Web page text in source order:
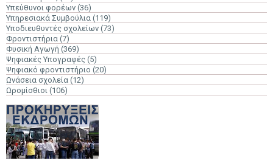
Υπεύθυνοι φορέων (36)
Υπηρεσιακά Συμβούλια (119)
Υποδιευθυντές σχολείων (73)
Φροντιστήρια (7)
Φυσική Αγωγή (369)
Ψηφιακές Υπογραφές (5)
Ψηφιακό φροντιστήριο (20)
Ωνάσεια σχολεία (12)
Ωρομίσθιοι (106)